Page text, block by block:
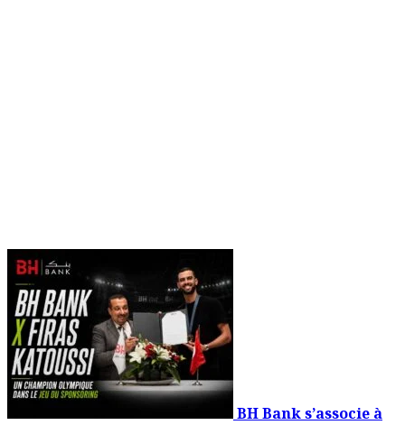
BH Bank s’associe à